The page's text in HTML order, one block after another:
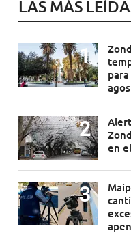
LAS MÁS
en